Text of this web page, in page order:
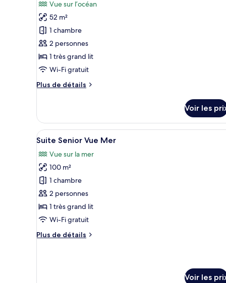
pour
ce
type
de
chambre :
Chambre
Deluxe
mer
Vue sur l’océan
52 m²
1 chambre
2 personnes
1 très grand lit
Wi-Fi gratuit
Plus de détails
Plus
le
type
de
Chambre
Deluxe
Front
de
mer
Voir les
Afficher
toutes
les
photos
pour
ce
type
de
chambre :
Suite
Une chambre d’hôtel avec
5
Suite Senior Vue Mer
Vue sur la mer
100 m²
1 chambre
2 personnes
1 très grand lit
Wi-Fi gratuit
Plus de détails
Plus
Voir les